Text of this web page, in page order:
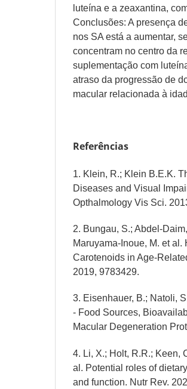
luteína e a zeaxantina,
Conclusões: A presença
nos SA está a aumentar,
concentram no centro da
suplementação com
atraso da progressão de
macular relacionada à
Referências
1. Klein, R.; Klein B.E.K.
Diseases and Visual
Opthalmology Vis Sci.
2. Bungau, S.; Abdel-
Maruyama-Inoue, M. et
Carotenoids in Age-
2019, 9783429.
3. Eisenhauer, B.; Natoli,
- Food Sources,
Macular Degeneration
4. Li, X.; Holt, R.R.; Keen,
al. Potential roles of
and function. Nutr Rev.